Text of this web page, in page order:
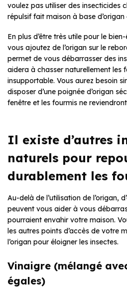
voulez pas utiliser des insecticides
répulsif fait maison à base
En plus d’être très utile pour le
vous ajoutez de l’origan sur le
permet de vous débarrasser des
aidera à chasser naturellement les
insupportable. Vous aurez besoin
disposer d’une poignée d’origan
fenêtre et les fourmis ne
Il existe d’autres
naturels pour
durablement les
Au-delà de l’utilisation de l’origan,
peuvent vous aider à vous
pourraient envahir votre maison.
les autres points d’accès de votre
l’origan pour éloigner les insectes.
Vinaigre (mélangé
égales)